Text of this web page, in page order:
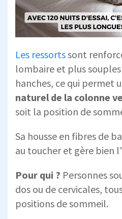
Les ressortssont
lombaire et plus
hanches, ce qui permet
naturel de la colonne
soit la position de
Sa housse en fibres de
au toucher et gère bien
Pour qui ? Personnes
dos ou de cervicales,
positions de sommeil.